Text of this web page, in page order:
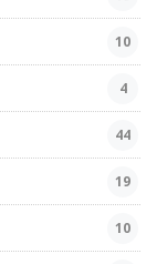
10
4
44
19
10